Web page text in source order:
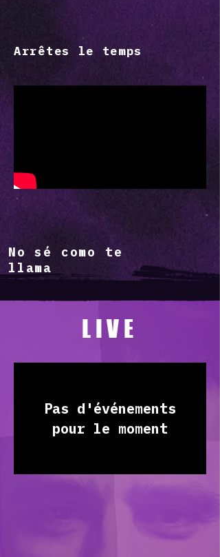
LIVE
Pas d'événements
pour le moment
Arrêtes le temps
No sé como te
llama